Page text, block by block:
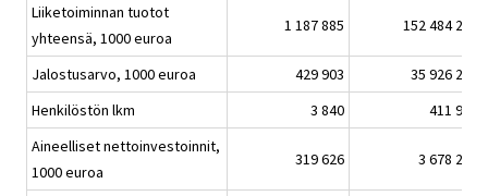
Liiketoiminnan tuotot
yhteensä, 1000 euroa
1 187 885 152 484 287
Jalostusarvo, 1000 euroa 429 903
35 926 287
Henkilöstön lkm
3 840
411 948
Aineelliset nettoinvestoinnit,
1000 euroa
319 626 3 678 202